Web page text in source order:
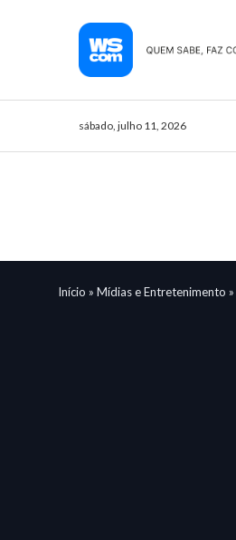
sábado, julho 11, 2026
Início » Mídias e Entretenimento »